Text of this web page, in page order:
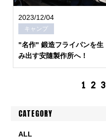
2023/12/04
キャンプ
"名作" 鍛造フライパンを生
み出す安隨製作所へ！
1 2 3
CATEGORY
ALL